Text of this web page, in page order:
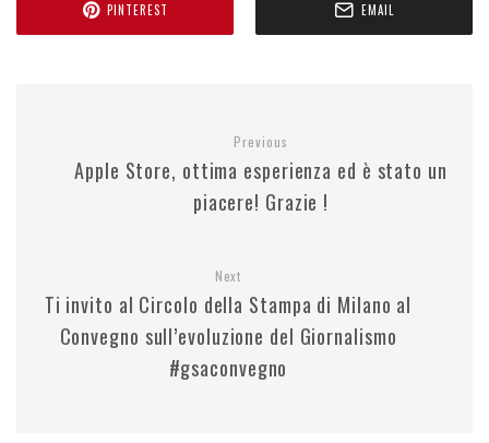
PINTEREST EMAIL
Previous
Apple Store, ottima esperienza ed è stato un
piacere! Grazie !
Next
Ti invito al Circolo della Stampa di Milano al
Convegno sull’evoluzione del Giornalismo
#gsaconvegno